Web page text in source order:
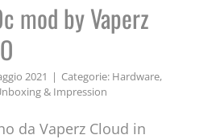
mod by Vaperz
2021 | Categorie: Hardware,
& Impression
da Vaperz Cloud in